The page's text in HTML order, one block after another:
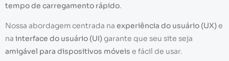
tempo de carregamento rápido.
Nossa abordagem centrada na experiência do usuário (UX)e
na interface do usuário (UI)garante que seu site seja
amigável para dispositivos móveis e fácil de usar.